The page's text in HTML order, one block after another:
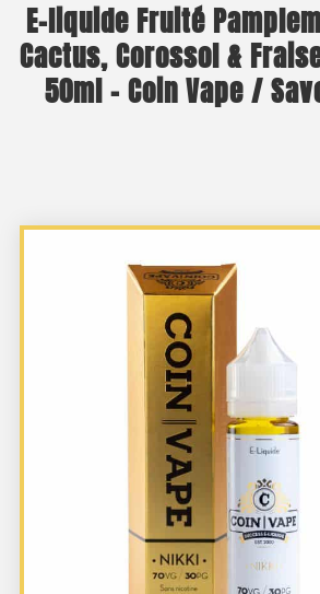
E-liquide Fruité
Cactus, Corossol &
50ml – Coin Vape /